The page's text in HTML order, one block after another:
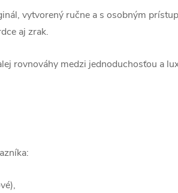
vytvorený ručne a s osobným
aj zrak.
rovnováhy medzi jednoduchosťou a